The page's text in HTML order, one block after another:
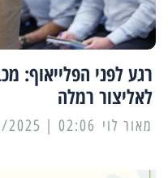
רגע לפני הפלייאוף:
לאליצור רמלה
מאור לוי 02:06 | 25/03/2025